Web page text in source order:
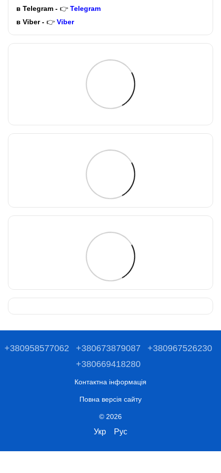
в Telegram - 👉 Telegram
в Viber - 👉 Viber
+380958577062 +380673879087
+380967526230
+380669418280
Контактна інформація
Повна версія сайту
© 2026
Укр Рус